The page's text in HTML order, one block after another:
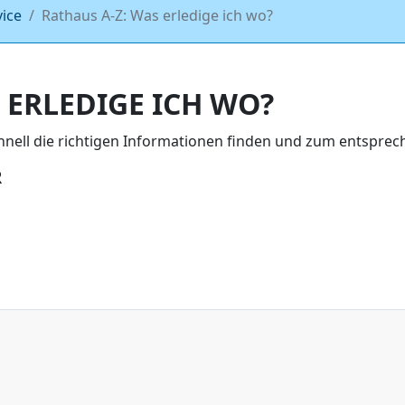
Rathaus A-Z: Was erledige ich wo?
ICH WO?
die richtigen Informationen finden und zum